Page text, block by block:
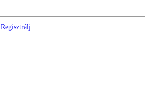
Regisztrálj